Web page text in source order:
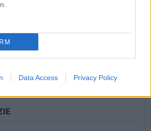
Data Access Privacy Policy